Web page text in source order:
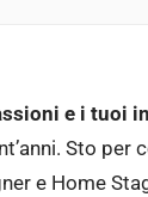
e i tuoi
Sto
e Home